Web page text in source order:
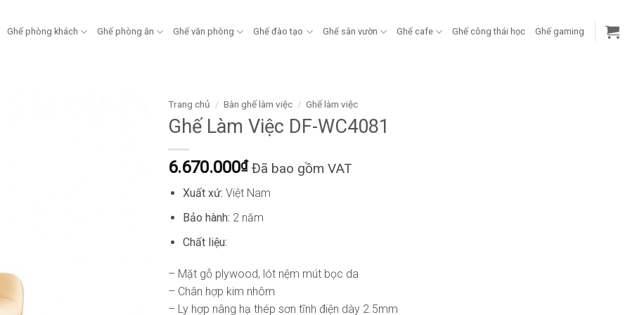
Ghế phòng khách Ghế phòng ăn Ghế văn phòng Ghế đào tạo Ghế sân vườn Ghế cafe Ghế công thái học Ghế gaming
Trang chủ / Bàn ghế làm việc / Ghế làm việc
Ghế Làm Việc DF-WC4081
6.670.000₫ Đã bao gồm VAT
Xuất xứ: Việt Nam
Bảo hành: 2 năm
Chất liệu:
– Mặt gỗ plywood, lót nệm mút bọc da
– Chân hợp kim nhôm
– Ly hợp nâng hạ thép sơn tĩnh điện dày 2.5mm